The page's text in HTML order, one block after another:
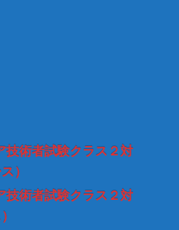
技術者試験クラス２対
）
技術者試験クラス２対